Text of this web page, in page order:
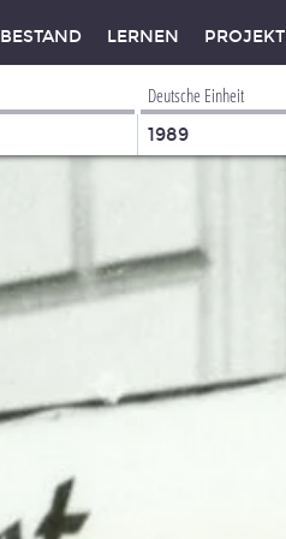
BESTAND LERNEN PROJEKT
Deutsche Einheit
1989